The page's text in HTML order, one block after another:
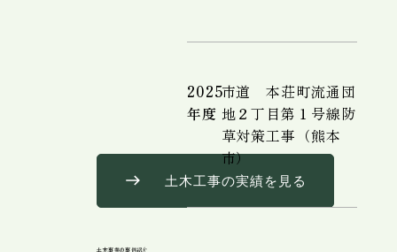
土木工事の実績を見る
2025
年度
市道 本荘町流通団
地２丁目第１号線防
草対策工事（熊本
市）
土木事業の事例紹介